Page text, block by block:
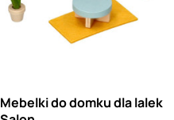
Mebelki do domku dla lalek